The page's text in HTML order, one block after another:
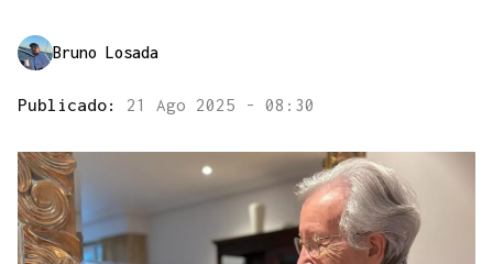
Bruno Losada
Publicado: 21 Ago 2025 - 08:30